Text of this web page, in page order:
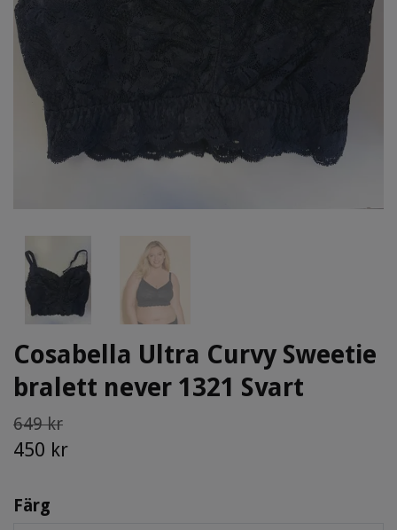
Cosabella Ultra Curvy Sweetie
bralett never 1321 Svart
649 kr
450 kr
Färg